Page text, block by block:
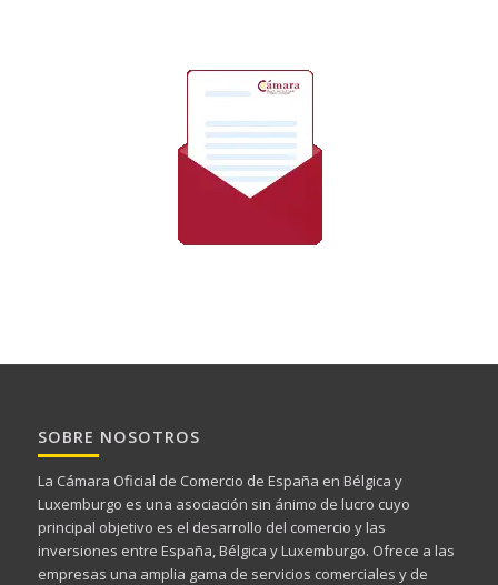
SOBRE NOSOTROS
La Cámara Oficial de Comercio de España en Bélgica y
Luxemburgo es una asociación sin ánimo de lucro cuyo
principal objetivo es el desarrollo del comercio y las
inversiones entre España, Bélgica y Luxemburgo. Ofrece a las
empresas una amplia gama de servicios comerciales y de